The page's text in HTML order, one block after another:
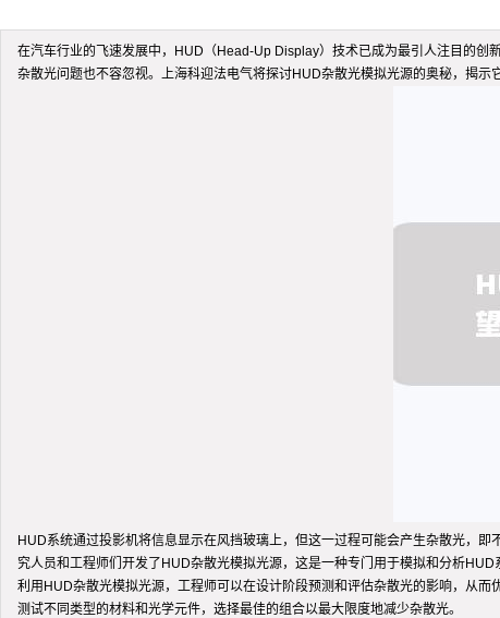
在汽车行业的飞速发展中，HUD（Head-Up Display）技术已成为最引人注目的
杂散光问题也不容忽视。上海科迎法电气将探讨HUD杂散光模拟光源的奥秘，揭示
HUD系统通过投影机将信息显示在风挡玻璃上，但这一过程可能会产生杂散光，
究人员和工程师们开发了HUD杂散光模拟光源，这是一种专门用于模拟和分析HUD
利用HUD杂散光模拟光源，工程师可以在设计阶段预测和评估杂散光的影响，从
测试不同类型的材料和光学元件，选择最佳的组合以最大限度地减少杂散光。